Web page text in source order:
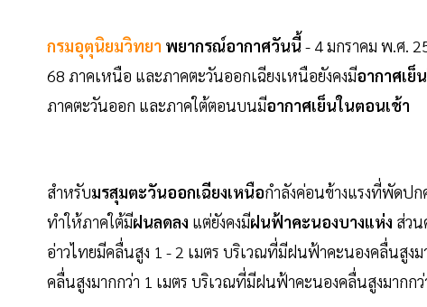
กรมอุตุนิยมวิทยา พยากรณ์อากาศวันนี้ - 4 มกราคม พ.ศ.
68 ภาคเหนือ และภาคตะวันออกเฉียงเหนือยังคงมีอากาศเย็
ภาคตะวันออก และภาคใต้ตอนบนมีอากาศเย็นในตอนเช้า
สำหรับมรสุมตะวันออกเฉียงเหนือกำลังค่อนข้างแรงที่พัดป
ทำให้ภาคใต้มีฝนลดลง แต่ยังคงมีฝนฟ้าคะนองบางแห่ง ส่ว
อ่าวไทยมีคลื่นสูง 1 - 2 เมตร บริเวณที่มีฝนฟ้าคะนองคลื่นสูง
คลื่นสูงมากกว่า 1 เมตร บริเวณที่มีฝนฟ้าคะนองคลื่นสูงมากก